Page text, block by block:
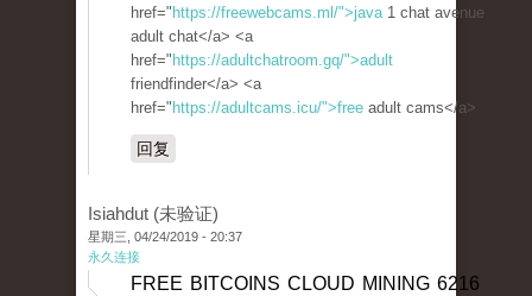
href=" https://freewebcams.ml/">java1 chat avenue
adult chat</a> <a
href=" https://adultchatroom.gq/">adult
friendfinder</a> <a
href=" https://adultcams.icu/">free adult cams</a>
回复
Isiahdut (未验证)
星期三, 04/24/2019 - 20:37
永久连接
FREE BITCOINS CLOUD MINING 6216